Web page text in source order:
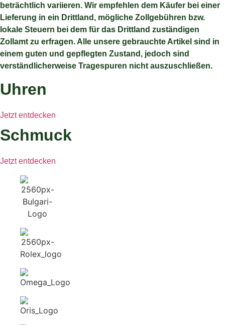
beträchtlich variieren. Wir empfehlen dem Käufer bei einer
Lieferung in ein Drittland, mögliche Zollgebühren bzw.
lokale Steuern bei dem für das Drittland zuständigen
Zollamt zu erfragen. Alle unsere gebrauchte Artikel sind in
einem guten und gepflegten Zustand, jedoch sind
verständlicherweise Tragespuren nicht auszuschließen.
Uhren
Jetzt entdecken
Schmuck
Jetzt entdecken